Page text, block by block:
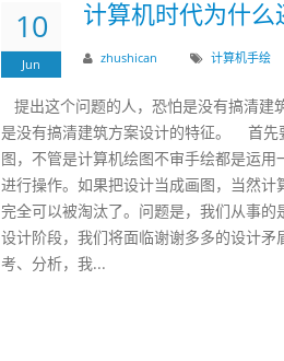
10
Jun
计算机时代为什么
zhushican 计算机手绘
提出这个问题的人，恐怕是没有搞清建
是没有搞清建筑方案设计的特征。 首先
图，不管是计算机绘图不审手绘都是运用
进行操作。如果把设计当成画图，当然计
完全可以被淘汰了。问题是，我们从事
设计阶段，我们将面临谢谢多多的设计矛
考、分析，我...